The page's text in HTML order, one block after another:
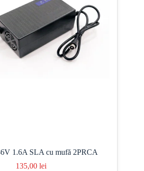
1.6A SLA cu mufă 2PRCA
135,00 lei